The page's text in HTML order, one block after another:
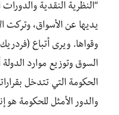
“النظرية النقدية والدورات
يديها عن الأسواق، وتركت
وقواها. ويرى أتباع (فردريك
السوق وتوزيع موارد الدولة
الحكومة التي تتدخل
والدور الأمثل للحكومة هو إ